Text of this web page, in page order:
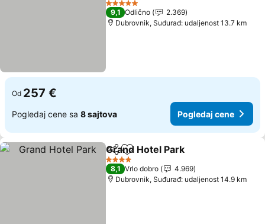
5 Zvezdice
9,1 Odlično
2.369
Dubrovnik, Suđurađ: udaljenost 13.7 km
Od 257 €
Pogledaj cene sa 8 sajtova Pogledaj cene
Deli Dodati u favorite
Grand Hotel Park
4 Zvezdice
8,1 Vrlo dobro
4.969
Dubrovnik, Suđurađ: udaljenost 14.9 km